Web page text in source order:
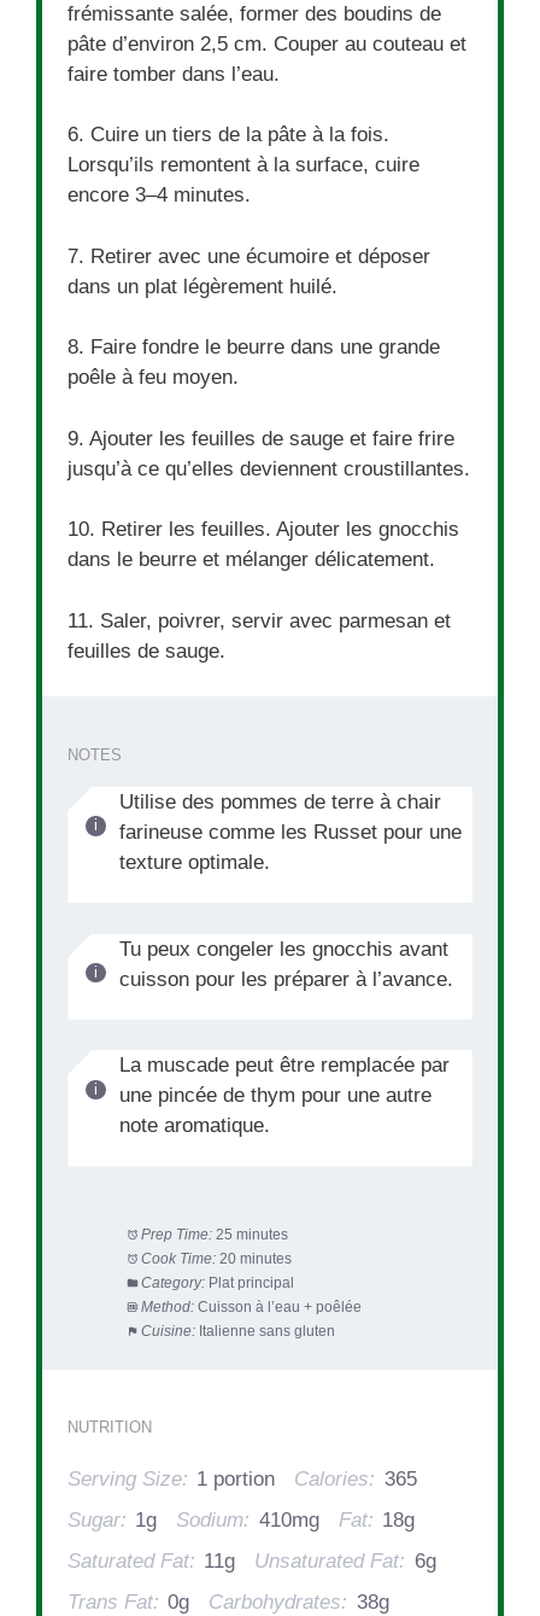
frémissante salée, former des boudins de
pâte d’environ 2,5 cm. Couper au couteau et
faire tomber dans l’eau.
6. Cuire un tiers de la pâte à la fois.
Lorsqu’ils remontent à la surface, cuire
encore 3–4 minutes.
7. Retirer avec une écumoire et déposer
dans un plat légèrement huilé.
8. Faire fondre le beurre dans une grande
poêle à feu moyen.
9. Ajouter les feuilles de sauge et faire frire
jusqu’à ce qu’elles deviennent croustillantes.
10. Retirer les feuilles. Ajouter les gnocchis
dans le beurre et mélanger délicatement.
11. Saler, poivrer, servir avec parmesan et
feuilles de sauge.
NOTES
Utilise des pommes de terre à chair
farineuse comme les Russet pour une
texture optimale.
Tu peux congeler les gnocchis avant
cuisson pour les préparer à l’avance.
La muscade peut être remplacée par
une pincée de thym pour une autre
note aromatique.
Prep Time: 25 minutes
Cook Time: 20 minutes
Category: Plat principal
Method: Cuisson à l’eau + poêlée
Cuisine: Italienne sans gluten
NUTRITION
Serving Size: 1 portion Calories: 365
Sugar: 1g Sodium: 410mg Fat: 18g
Saturated Fat: 11g Unsaturated Fat: 6g
Trans Fat: 0g Carbohydrates: 38g